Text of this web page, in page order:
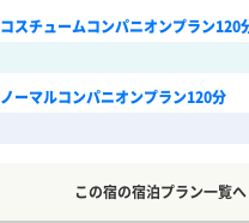
コスチュームコンパニオンプラン120
ノーマルコンパニオンプラン120分
この宿の宿泊プラン一覧へ